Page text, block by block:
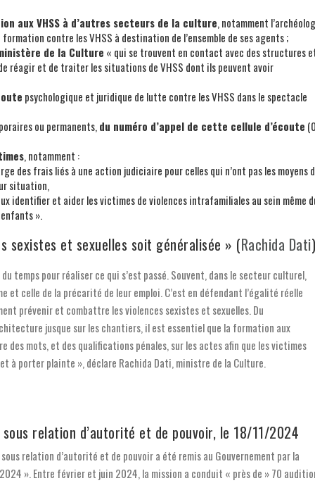
aux VHSS à d’autres secteurs de la culture, notamment
contre les VHSS à destination de l’ensemble de ses agents ;
de la Culture « qui se trouvent en contact avec des structures
réagir et de traiter les situations de VHSS dont ils peuvent avoir
psychologique et juridique de lutte contre les VHSS dans le spectacle
ou permanents,du numéro d’appel de cette cellule d’écoute
, notamment :
des frais liés à une action judiciaire pour celles qui n’ont pas les moyens
situation,
identifier et aider les victimes de violences intrafamiliales au sein même
».
sexistes et sexuelles soit généralisée » (Rachida Dati)
temps pour réaliser ce qui s’est passé. Souvent, dans le secteur culturel,
celle de la précarité de leur emploi. C’est en défendant l’égalité réelle
prévenir et combattre les violences sexistes et sexuelles. Du
jusque sur les chantiers, il est essentiel que la formation aux
mots, et des qualifications pénales, sur les actes afin que les victimes
à porter plainte », déclare Rachida Dati, ministre de la Culture.
relation d’autorité et de pouvoir, le 18/11/2024
relation d’autorité et de pouvoir a été remis au Gouvernement par la
». Entre février et juin 2024, la mission a conduit « près de » 70